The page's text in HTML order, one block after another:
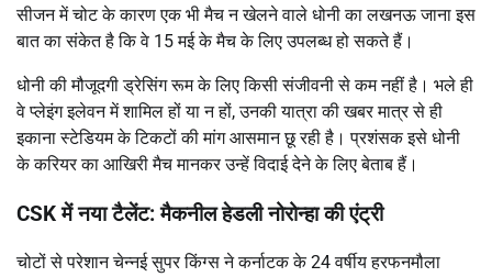
सीजन में चोट के कारण एक भी मैच न खेलने वाले धोनी का लखनऊ जाना इस
बात का संकेत है कि वे 15 मई के मैच के लिए उपलब्ध हो सकते हैं।
धोनी की मौजूदगी ड्रेसिंग रूम के लिए किसी संजीवनी से कम नहीं है। भले ही
वे प्लेइंग इलेवन में शामिल हों या न हों, उनकी यात्रा की खबर मात्र से ही
इकाना स्टेडियम के टिकटों की मांग आसमान छू रही है। प्रशंसक इसे धोनी
के करियर का आखिरी मैच मानकर उन्हें विदाई देने के लिए बेताब हैं।
CSK में नया टैलेंट: मैकनील हेडली नोरोन्हा की एंट्री
चोटों से परेशान चेन्नई सुपर किंग्स ने कर्नाटक के 24 वर्षीय हरफनमौला